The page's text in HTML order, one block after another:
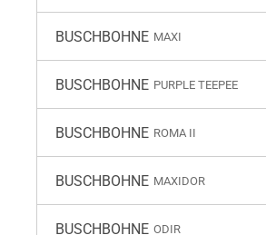
BUSCHBOHNE MAXI
BUSCHBOHNE PURPLE TEEPEE
BUSCHBOHNE ROMA II
BUSCHBOHNE MAXIDOR
BUSCHBOHNE ODIR